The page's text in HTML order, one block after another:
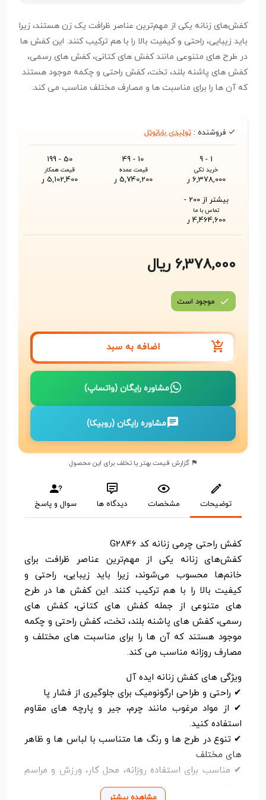
کفش‌های زنانه یکی از مهم‌ترین عناصر ظرافت یک زن هستند، زیرا
باید زیبایی، راحتی و کیفیت بالا را با هم ترکیب کنند. این کفش ها
در طرح های متنوعی مانند کفش های کتانی، کفش های رسمی،
کفش های پاشنه بلند، تخت، کفش راحتی و چکمه موجود هستند
که آن ها را برای مناسبت ها و مصارف مختلف مناسب می کند.
فروشنده :تولیدی بابانوئل
1 - 9
خرید تکی
6,378,000 ر
10 - 49
قیمت عمده
5,740,200 ر
50 - 199
قیمت همکار
5,102,400 ر
بیشتر از 200 -
تماس با ما
4,464,600 ر
6,378,000 ریال
موجود است
اضافه به سبد
مشاوره رایگان (واتساپ)
مشاوره رایگان (روبیکا)
گزارش قیمت بهتر یا تخلف برای این محصول
توضیحات مشخصات دیدگاه ها سوال و پاسخ
کفش راحتی چرمی زنانه کد G2846
کفش‌های زنانه یکی از مهم‌ترین عناصر ظرافت برای
خانم‌ها محسوب می‌شوند، زیرا باید زیبایی، راحتی و
کیفیت بالا را با هم ترکیب کنند. این کفش ها در طرح
های متنوعی از جمله کفش های کتانی، کفش های
رسمی، کفش های پاشنه بلند، تخت، کفش راحتی و چکمه
موجود هستند که آن ها را برای مناسبت های مختلف و
مصارف روزانه مناسب می کند.
ویژگی های کفش زنانه ایده آل
✔ راحتی و طراحی ارگونومیک برای جلوگیری از فشار پا
✔ از مواد مرغوب مانند چرم، جیر و پارچه های مقاوم
استفاده کنید.
✔ تنوع در طرح ها و رنگ ها متناسب با لباس ها و ظاهر
های مختلف
✔ مناسب برای استفاده روزانه، محل کار، ورزش و مراسم
مشاهده بیشتر